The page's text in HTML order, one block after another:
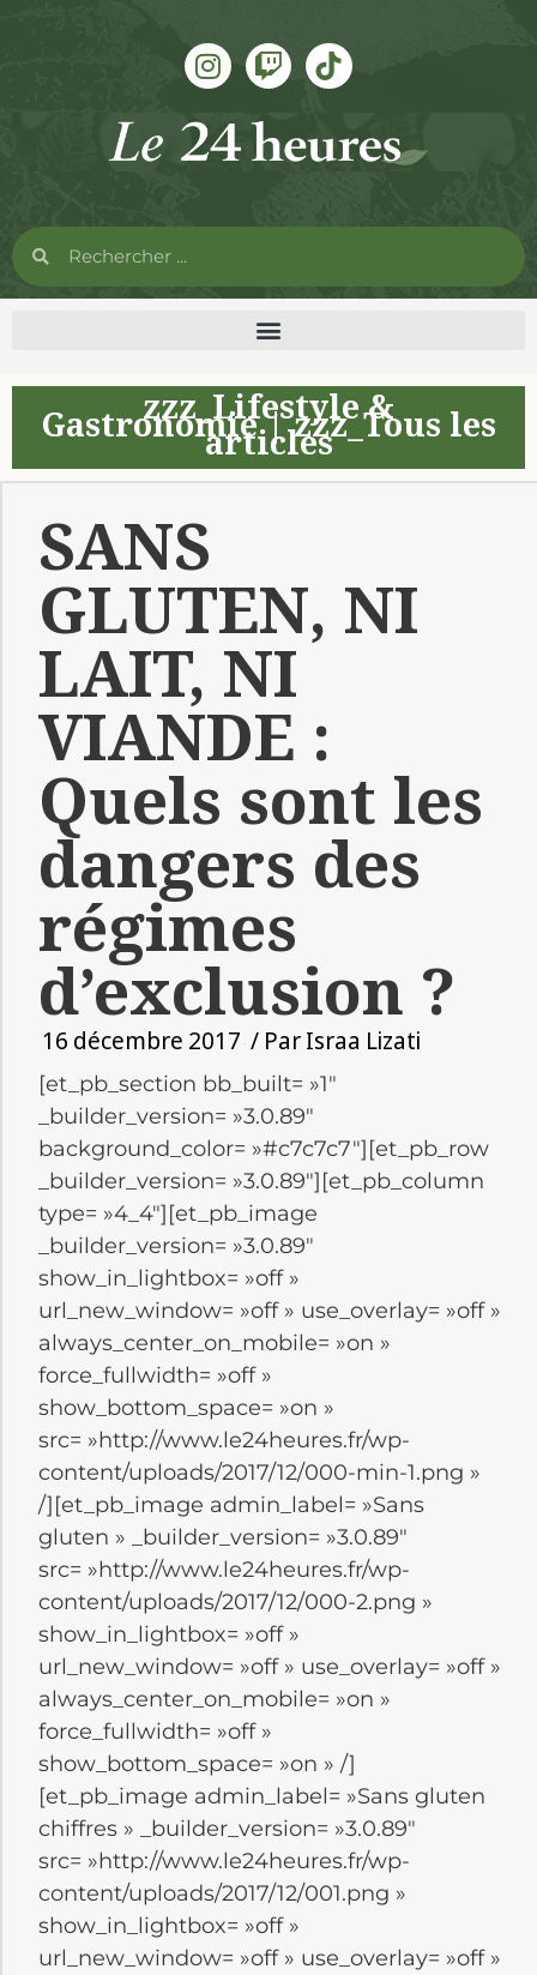
zzz_Lifestyle &
Gastronomie|zzz_Tous les
articles
SANS
GLUTEN, NI
LAIT, NI
VIANDE :
Quels sont les
dangers des
régimes
d’exclusion ?
16 décembre 2017 / ParIsraa Lizati
[et_pb_section bb_built= »1″
_builder_version= »3.0.89″
background_color= »#c7c7c7″][et_pb_row
_builder_version= »3.0.89″][et_pb_column
type= »4_4″][et_pb_image
_builder_version= »3.0.89″
show_in_lightbox= »off »
url_new_window= »off » use_overlay= »off »
always_center_on_mobile= »on »
force_fullwidth= »off »
show_bottom_space= »on »
src= »http://www.le24heures.fr/wp-
content/uploads/2017/12/000-min-1.png »
/][et_pb_image admin_label= »Sans
gluten » _builder_version= »3.0.89″
src= »http://www.le24heures.fr/wp-
content/uploads/2017/12/000-2.png »
show_in_lightbox= »off »
url_new_window= »off » use_overlay= »off »
always_center_on_mobile= »on »
force_fullwidth= »off »
show_bottom_space= »on » /]
[et_pb_image admin_label= »Sans gluten
chiffres » _builder_version= »3.0.89″
src= »http://www.le24heures.fr/wp-
content/uploads/2017/12/001.png »
show_in_lightbox= »off »
url_new_window= »off » use_overlay= »off »